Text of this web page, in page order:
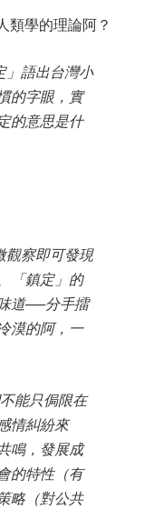
類學的理論阿？
」語出台灣小
的字眼，實
的意思是什
觀察即可發現
「鎮定」的
道──分手擂
漠的阿，一
能只侷限在
情糾紛來
鳴，發展成
的特性（有
略（對公共